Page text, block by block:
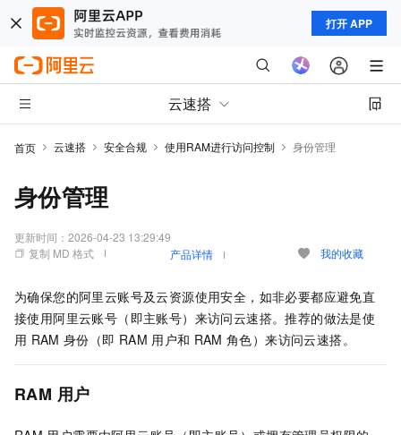
打开 APP
云速搭
首页 云速搭 安全合规 使用RAM进行访问控制 身份管理
身份管理
更新时间： 2026-04-23 13:29:49
复制 MD 格式
产品详情 我的收藏
为确保您的阿里云账号及云资源使用安全，如非必要都应避免直
接使用阿里云账号（即主账号）来访问云速搭。推荐的做法是使
用 RAM 身份（即 RAM 用户和 RAM 角色）来访问云速搭。
RAM 用户